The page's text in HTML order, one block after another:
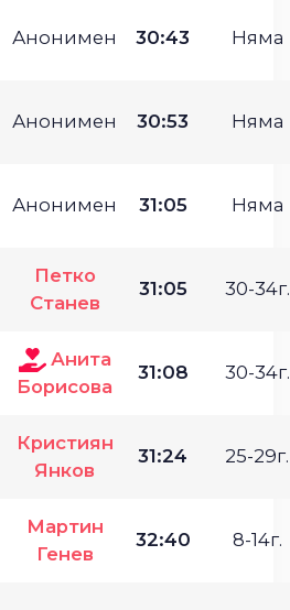
Анонимен 30:43 Няма
Анонимен 30:53 Няма
Анонимен 31:05 Няма
Петко
Станев
31:05 30-34г.
Анита
Борисова
31:08 30-34г.
Кристиян
Янков
31:24 25-29г.
Мартин
Генев
32:40 8-14г.